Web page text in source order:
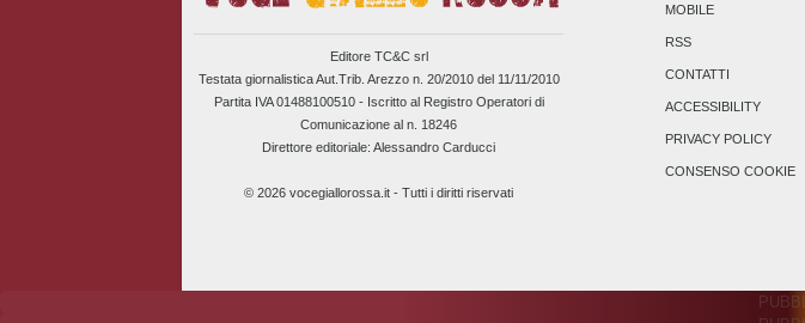
Editore TC&C srl
Testata giornalistica Aut.Trib. Arezzo n. 20/2010 del 11/11/2010
Partita IVA 01488100510 - Iscritto al Registro Operatori di
Comunicazione al n. 18246
Direttore editoriale: Alessandro Carducci
© 2026 vocegiallorossa.it - Tutti i diritti riservati
MOBILE
RSS
CONTATTI
ACCESSIBILITY
PRIVACY POLICY
CONSENSO COOKIE